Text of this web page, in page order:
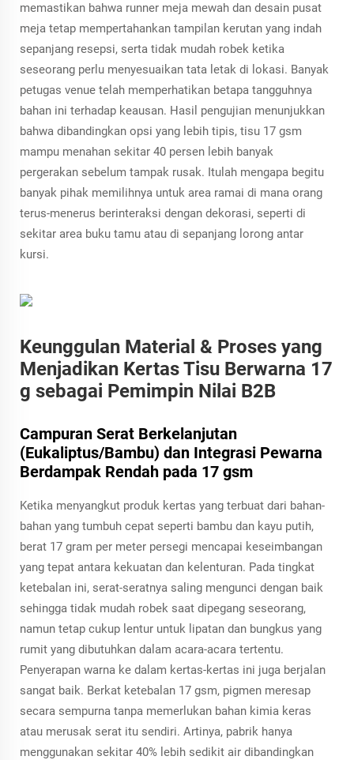
memastikan bahwa runner meja mewah dan desain pusat
meja tetap mempertahankan tampilan kerutan yang indah
sepanjang resepsi, serta tidak mudah robek ketika
seseorang perlu menyesuaikan tata letak di lokasi. Banyak
petugas venue telah memperhatikan betapa tangguhnya
bahan ini terhadap keausan. Hasil pengujian menunjukkan
bahwa dibandingkan opsi yang lebih tipis, tisu 17 gsm
mampu menahan sekitar 40 persen lebih banyak
pergerakan sebelum tampak rusak. Itulah mengapa begitu
banyak pihak memilihnya untuk area ramai di mana orang
terus-menerus berinteraksi dengan dekorasi, seperti di
sekitar area buku tamu atau di sepanjang lorong antar
kursi.
Keunggulan Material & Proses yang
Menjadikan Kertas Tisu Berwarna 17
g sebagai Pemimpin Nilai B2B
Campuran Serat Berkelanjutan
(Eukaliptus/Bambu) dan Integrasi Pewarna
Berdampak Rendah pada 17 gsm
Ketika menyangkut produk kertas yang terbuat dari bahan-
bahan yang tumbuh cepat seperti bambu dan kayu putih,
berat 17 gram per meter persegi mencapai keseimbangan
yang tepat antara kekuatan dan kelenturan. Pada tingkat
ketebalan ini, serat-seratnya saling mengunci dengan baik
sehingga tidak mudah robek saat dipegang seseorang,
namun tetap cukup lentur untuk lipatan dan bungkus yang
rumit yang dibutuhkan dalam acara-acara tertentu.
Penyerapan warna ke dalam kertas-kertas ini juga berjalan
sangat baik. Berkat ketebalan 17 gsm, pigmen meresap
secara sempurna tanpa memerlukan bahan kimia keras
atau merusak serat itu sendiri. Artinya, pabrik hanya
menggunakan sekitar 40% lebih sedikit air dibandingkan